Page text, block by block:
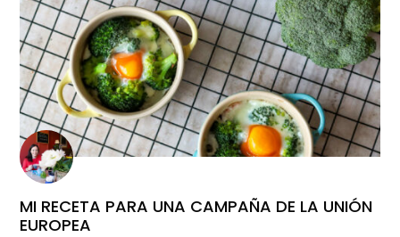
MI RECETA PARA UNA CAMPAÑA DE LA UNIÓN
EUROPEA